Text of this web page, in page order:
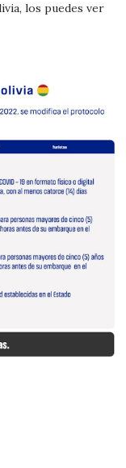
los puedes ver